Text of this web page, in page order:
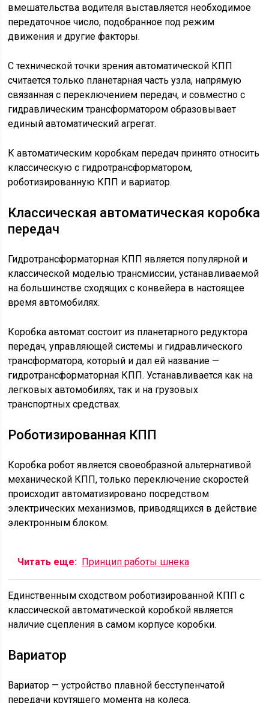
вмешательства водителя выставляется необходимое
передаточное число, подобранное под режим
движения и другие факторы.
С технической точки зрения автоматической КПП
считается только планетарная часть узла, напрямую
связанная с переключением передач, и совместно с
гидравлическим трансформатором образовывает
единый автоматический агрегат.
К автоматическим коробкам передач принято относить
классическую с гидротрансформатором,
роботизированную КПП и вариатор.
Классическая автоматическая коробка
передач
Гидротрансформаторная КПП является популярной и
классической моделью трансмиссии, устанавливаемой
на большинстве сходящих с конвейера в настоящее
время автомобилях.
Коробка автомат состоит из планетарного редуктора
передач, управляющей системы и гидравлического
трансформатора, который и дал ей название —
гидротрансформаторная КПП. Устанавливается как на
легковых автомобилях, так и на грузовых
транспортных средствах.
Роботизированная КПП
Коробка робот является своеобразной альтернативой
механической КПП, только переключение скоростей
происходит автоматизировано посредством
электрических механизмов, приводящихся в действие
электронным блоком.
Читать еще: Принцип работы шнека
Единственным сходством роботизированной КПП с
классической автоматической коробкой является
наличие сцепления в самом корпусе коробки.
Вариатор
Вариатор — устройство плавной бесступенчатой
передачи крутящего момента на колеса.